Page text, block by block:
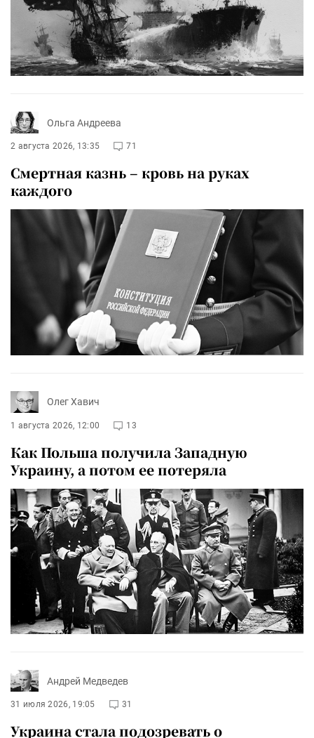
Ольга Андреева
2 августа 2026, 13:35 71
Смертная казнь – кровь на руках
каждого
Олег Хавич
1 августа 2026, 12:00 13
Как Польша получила Западную
Украину, а потом ее потеряла
Андрей Медведев
31 июля 2026, 19:05 31
Украина стала подозревать о